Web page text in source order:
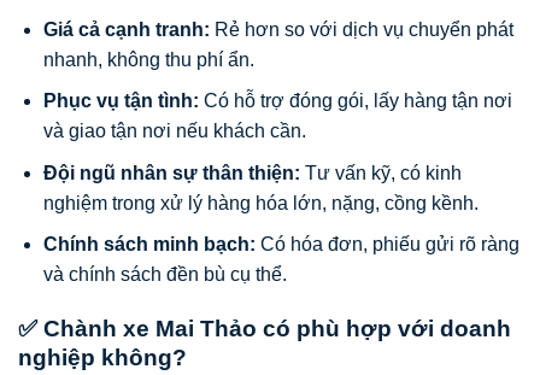
Giá cả cạnh tranh: Rẻ hơn so với dịch vụ chuyển phát
nhanh, không thu phí ẩn.
Phục vụ tận tình: Có hỗ trợ đóng gói, lấy hàng tận nơi
và giao tận nơi nếu khách cần.
Đội ngũ nhân sự thân thiện: Tư vấn kỹ, có kinh
nghiệm trong xử lý hàng hóa lớn, nặng, cồng kềnh.
Chính sách minh bạch: Có hóa đơn, phiếu gửi rõ ràng
và chính sách đền bù cụ thể.
✅ Chành xe Mai Thảo có phù hợp với doanh
nghiệp không?